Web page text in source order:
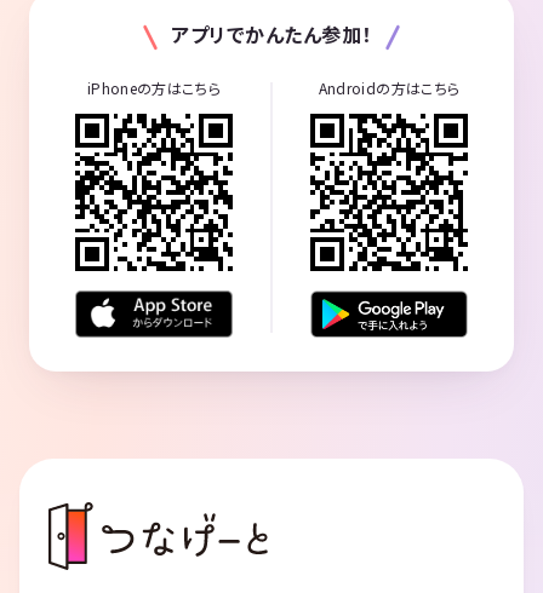
アプリでかんたん参加！
iPhoneの方はこちら Androidの方はこちら